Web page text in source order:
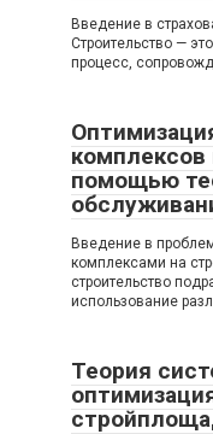
Введение в
Строительство —
процесс,
комплексов
помощью
Введение в
комплексами на
строительство
использование
Теория